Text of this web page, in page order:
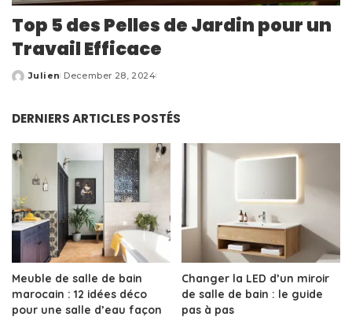
Top 5 des Pelles de Jardin pour un
Travail Efficace
Posted
Julien December 28, 2024
DERNIERS ARTICLES POSTÉS
Meuble de salle de bain
marocain : 12 idées déco
pour une salle d’eau façon
Changer la LED d’un miroir
de salle de bain : le guide
pas à pas